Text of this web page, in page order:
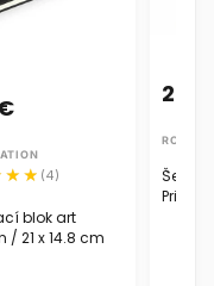
blok art
/ 21 x 14.8 cm
(4)
Šeps
Primer
ROYAL